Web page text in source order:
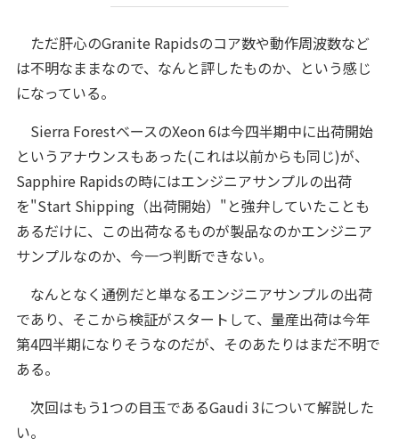
ただ肝心のGranite Rapidsのコア数や動作周波数など
は不明なままなので、なんと評したものか、という感じ
になっている。
Sierra ForestベースのXeon 6は今四半期中に出荷開始
というアナウンスもあった(これは以前からも同じ)が、
Sapphire Rapidsの時にはエンジニアサンプルの出荷
を"Start Shipping（出荷開始）"と強弁していたことも
あるだけに、この出荷なるものが製品なのかエンジニア
サンプルなのか、今一つ判断できない。
なんとなく通例だと単なるエンジニアサンプルの出荷
であり、そこから検証がスタートして、量産出荷は今年
第4四半期になりそうなのだが、そのあたりはまだ不明で
ある。
次回はもう1つの目玉であるGaudi 3について解説した
い。